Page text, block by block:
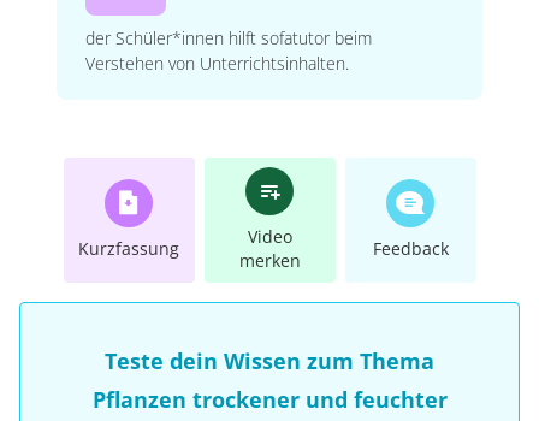
der Schüler*innen hilft sofatutor beim
Verstehen von Unterrichtsinhalten.
Kurzfassung
Video
merken
Feedback
Teste dein Wissen zum Thema
Pflanzen trockener und feuchter